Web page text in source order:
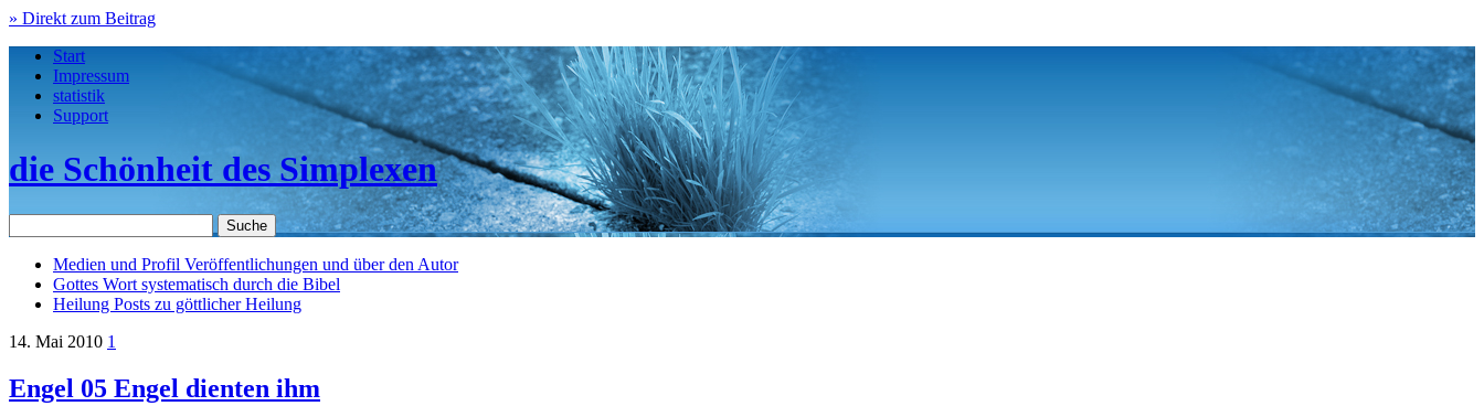
» Direkt zum Beitrag
Start
Impressum
statistik
Support
die Schönheit des Simplexen
Medien und Profil Veröffentlichungen und über den Autor
Gottes Wort systematisch durch die Bibel
Heilung Posts zu göttlicher Heilung
14. Mai 2010 1
Engel 05 Engel dienten ihm